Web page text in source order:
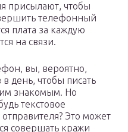
присылают, чтобы
телефонный
плата за каждую
на связи.
вы, вероятно,
в день, чтобы писать
знакомым. Но
текстовое
Это может
совершать кражи